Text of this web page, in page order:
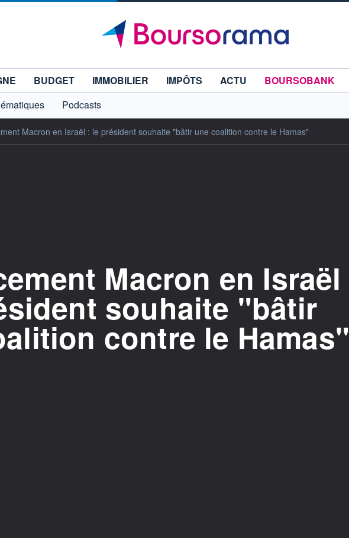
BUDGET IMMOBILIER IMPÔTS ACTU
BOURSOBANK
Podcasts
Macron en Israël : le président souhaite "bâtir une coalition contre le Hamas"
Macron en Israël
souhaite "bâtir
contre le Hamas"